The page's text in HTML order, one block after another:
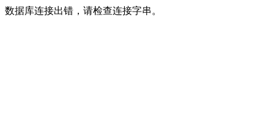
数据库连接出错，请检查连接字串。